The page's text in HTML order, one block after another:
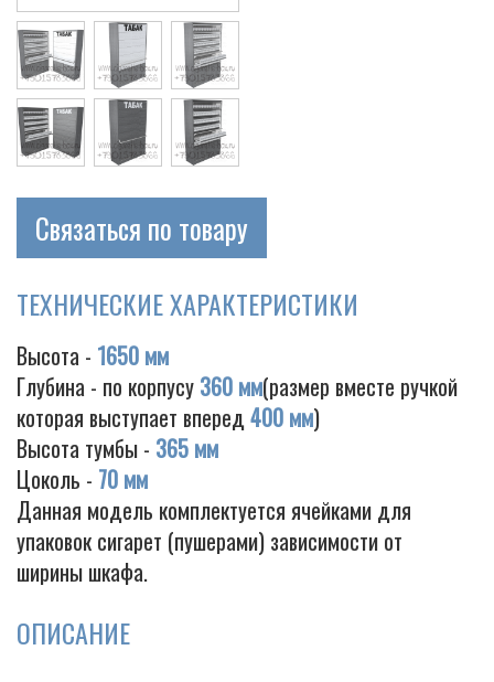
Cigarette
Связаться по товару
ТЕХНИЧЕСКИЕ ХАРАКТЕРИСТИКИ
Высота - 1650 мм
Глубина - по корпусу 360 мм(размер вместе ручкой
которая выступает вперед400 мм)
Высота тумбы - 365 мм
Цоколь - 70 мм
Данная модель комплектуется ячейками для
упаковок сигарет (пушерами) зависимости от
ширины шкафа.
ОПИСАНИЕ